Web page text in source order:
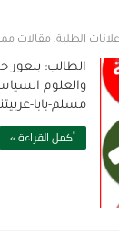
الطلبة, مقالات
الطالب: بلعور
والعلوم
مسلم-بابا-
أكمل القراءة »